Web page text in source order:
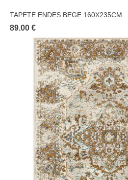
TAPETE ENDES BEGE 160X235CM
89.00 €